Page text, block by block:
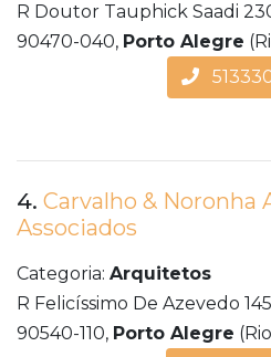
R Doutor Tauphick Saadi
90470-040, Porto Alegre
4. Carvalho & Noronha
Associados
Categoria: Arquitetos
R Felicíssimo De Azevedo
90540-110, Porto Alegre